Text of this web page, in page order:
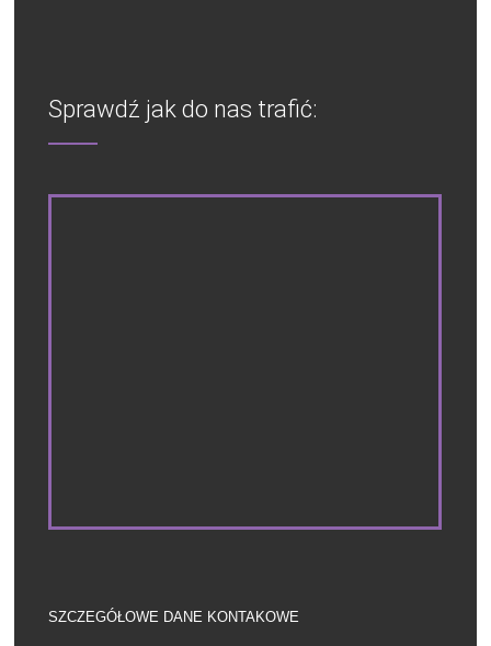
Sprawdź jak do nas trafić:
SZCZEGÓŁOWE DANE KONTAKOWE